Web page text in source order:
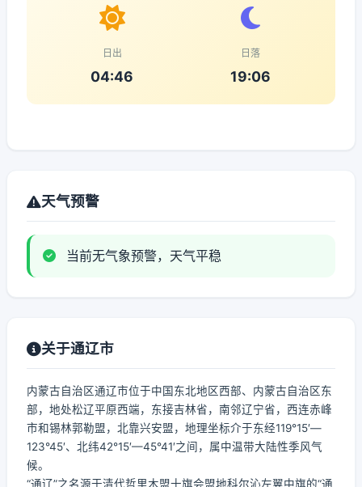
日出
04:46
日落
19:06
天气预警
当前无气象预警，天气平稳
关于通辽市
内蒙古自治区通辽市位于中国东北地区西部、内蒙古自治区东
部，地处松辽平原西端，东接吉林省，南邻辽宁省，西连赤峰
市和锡林郭勒盟，北靠兴安盟，地理坐标介于东经119°15′—
123°45′、北纬42°15′—45°41′之间，属中温带大陆性季风气
候。
“通辽”之名源于清代哲里木盟十旗会盟地科尔沁左翼中旗的“通